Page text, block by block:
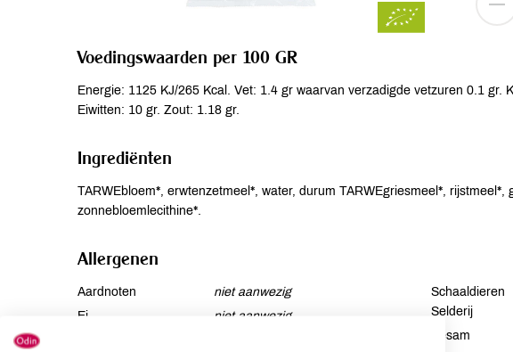
Voedingswaarden per 100 GR
Energie: 1125 KJ/265 Kcal. Vet: 1.4 gr waarvan verzadigde vetzuren 0.1 gr.
Eiwitten: 10 gr. Zout: 1.18 gr.
Ingrediënten
TARWEbloem*, erwtenzetmeel*, water, durum TARWEgriesmeel*,
zonnebloemlecithine*.
Allergenen
Aardnoten
niet aanwezig
Ei
niet aanwezig
Schaaldieren
Selderij
Sesam